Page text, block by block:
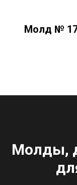
Молд №
Молды,